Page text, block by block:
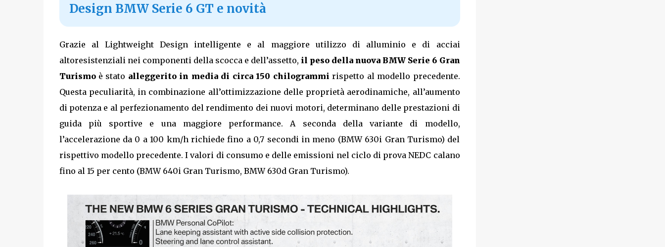
Design BMW Serie 6 GT e novità
Grazie al Lightweight Design intelligente e al maggiore utilizzo di alluminio e di acciai
altoresistenziali nei componenti della scocca e dell’assetto, il peso della nuova BMW Serie 6 Gran
Turismoè stato alleggerito in media di circa 150 chilogrammi rispetto al modello precedente.
Questa peculiarità, in combinazione all’ottimizzazione delle proprietà aerodinamiche, all’aumento
di potenza e al perfezionamento del rendimento dei nuovi motori, determinano delle prestazioni di
guida più sportive e una maggiore performance. A seconda della variante di modello,
l’accelerazione da 0 a 100 km/h richiede fino a 0,7 secondi in meno (BMW 630i Gran Turismo) del
rispettivo modello precedente. I valori di consumo e delle emissioni nel ciclo di prova NEDC calano
fino al 15 per cento (BMW 640i Gran Turismo, BMW 630d Gran Turismo).